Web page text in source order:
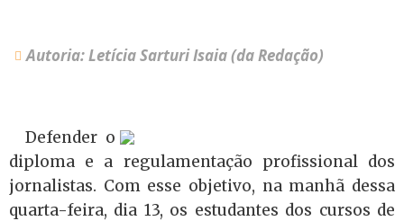
Autoria: Letícia Sarturi Isaia (da Redação)
Defender o
diploma e a regulamentação profissional dos
jornalistas. Com esse objetivo, na manhã dessa
quarta-feira, dia 13, os estudantes dos cursos de